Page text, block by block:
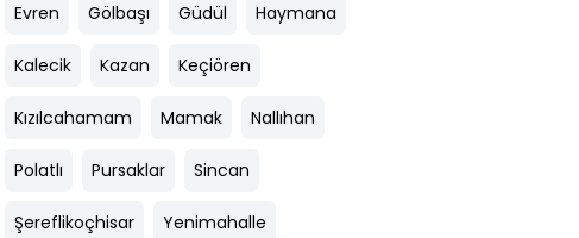
Evren Gölbaşı Güdül Haymana
Kalecik Kazan Keçiören
Kızılcahamam Mamak Nallıhan
Polatlı Pursaklar Sincan
Şereflikoçhisar Yenimahalle